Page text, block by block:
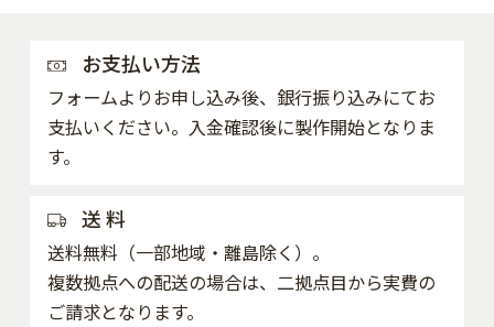
お支払い方法
フォームよりお申し込み後、銀行振り込みにてお
支払いください。入金確認後に製作開始となりま
す。
送 料
送料無料（一部地域・離島除く）。
複数拠点への配送の場合は、二拠点目から実費の
ご請求となります。